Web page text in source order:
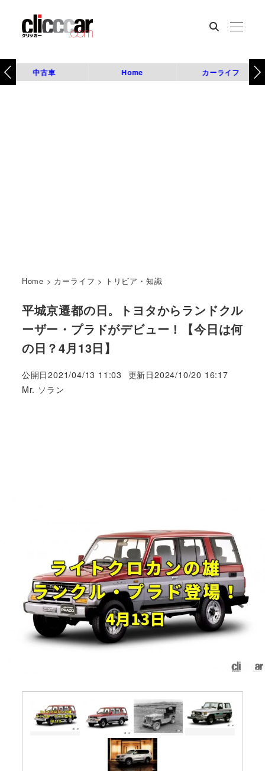
中古車 Home カーライフ
Home > カーライフ > トリビア・知識
平城京遷都の日。トヨタからランドクル
ーザー・プラドがデビュー！【今日は何
の日？4月13日】
公開日2021/04/13 11:03 更新日2024/10/20 16:17
著
Mr. ソラン